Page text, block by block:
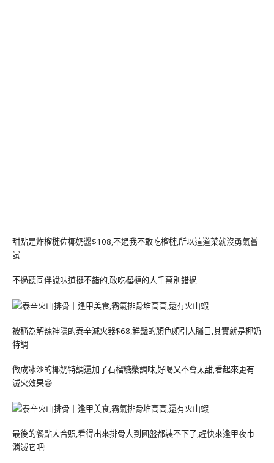
甜點是炸榴槤佐椰奶醬$108,不過我不敢吃榴槤,所以這道菜就沒勇氣嘗
試
不過聽同伴說味道挺不錯的,敢吃榴槤的人千萬別錯過
被稱為解辣神隱的泰辛滅火器$68,鮮豔的顏色頗引人矚目,其實就是椰奶
特調
做成冰沙的椰奶特調還加了石榴糖漿調味,好喝又不會太甜,看起來更有
滅火效果😁
最後的餐點大合照,看得出來排骨大到圓盤都裝不下了,趕快來逢甲夜市
消滅它吧!